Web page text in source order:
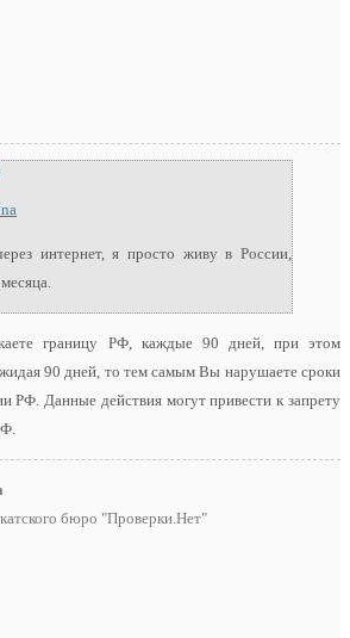
интернет, я просто живу в России,
границу РФ, каждые 90 дней, при этом
90 дней, то тем самым Вы нарушаете сроки
РФ. Данные действия могут привести к запрету
бюро "Проверки.Нет"